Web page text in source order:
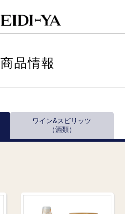
商品情報
ワイン&スピリッツ
（酒類）